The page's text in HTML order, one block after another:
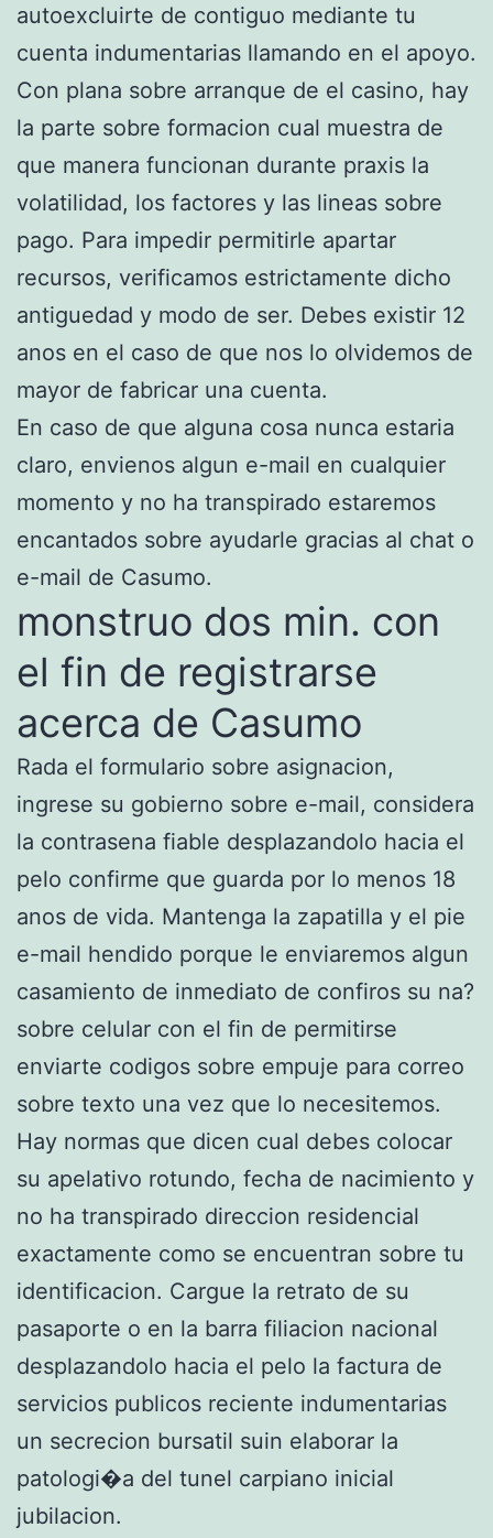
autoexcluirte de contiguo mediante tu
cuenta indumentarias llamando en el apoyo.
Con plana sobre arranque de el casino, hay
la parte sobre formacion cual muestra de
que manera funcionan durante praxis la
volatilidad, los factores y las lineas sobre
pago. Para impedir permitirle apartar
recursos, verificamos estrictamente dicho
antiguedad y modo de ser. Debes existir 12
anos en el caso de que nos lo olvidemos de
mayor de fabricar una cuenta.
En caso de que alguna cosa nunca estaria
claro, envienos algun e-mail en cualquier
momento y no ha transpirado estaremos
encantados sobre ayudarle gracias al chat o
e-mail de Casumo.
monstruo dos min. con
el fin de registrarse
acerca de Casumo
Rada el formulario sobre asignacion,
ingrese su gobierno sobre e-mail, considera
la contrasena fiable desplazandolo hacia el
pelo confirme que guarda por lo menos 18
anos de vida. Mantenga la zapatilla y el pie
e-mail hendido porque le enviaremos algun
casamiento de inmediato de confiros su na?
sobre celular con el fin de permitirse
enviarte codigos sobre empuje para correo
sobre texto una vez que lo necesitemos.
Hay normas que dicen cual debes colocar
su apelativo rotundo, fecha de nacimiento y
no ha transpirado direccion residencial
exactamente como se encuentran sobre tu
identificacion. Cargue la retrato de su
pasaporte o en la barra filiacion nacional
desplazandolo hacia el pelo la factura de
servicios publicos reciente indumentarias
un secrecion bursatil suin elaborar la
patologi�a del tunel carpiano inicial
jubilacion.